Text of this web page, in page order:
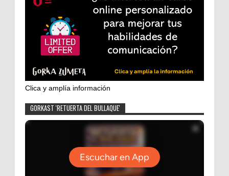
Clica y amplía información
GORKAST 'RETUERTA DEL BULLAQUE'